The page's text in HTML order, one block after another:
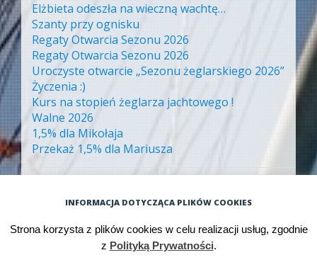
Elżbieta odeszła na wieczną wachtę…
Szanty przy ognisku
Regaty Otwarcia Sezonu 2026
Regaty Otwarcia Sezonu 2026
Uroczyste otwarcie „Sezonu żeglarskiego 2026”
Życzenia :)
Kurs na stopień żeglarza jachtowego !
Walne 2026
1,5% dla Mikołaja
Przekaż 1,5% dla Mariusza
INFORMACJA DOTYCZĄCA PLIKÓW COOKIES
Strona korzysta z plików cookies w celu realizacji usług, zgodnie
z Polityką Prywatności.